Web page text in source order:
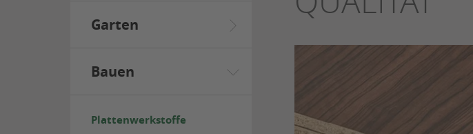
Garten
Bauen
Plattenwerkstoffe